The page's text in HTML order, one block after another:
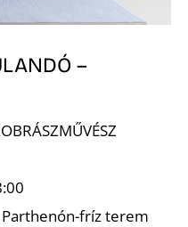
–
Parthenón-fríz terem